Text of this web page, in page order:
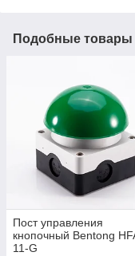
Подобные товары
Пост управления
кнопочный Bentong
11-G